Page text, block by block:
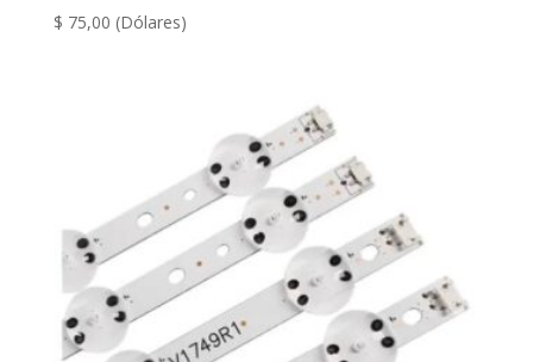
$ 75,00 (Dólares)